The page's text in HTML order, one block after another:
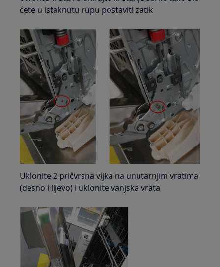
ćete u istaknutu rupu postaviti zatik
Uklonite 2 pričvrsna vijka na unutarnjim vratima
(desno i lijevo) i uklonite vanjska vrata